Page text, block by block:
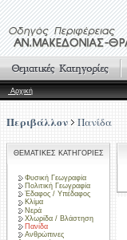
Αρχική
Περιβάλλον Πανίδα
ΘΕΜΑΤΙΚΕΣ ΚΑΤΗΓΟΡΙΕΣ
Φυσική Γεωγραφία
Πολιτική Γεωγραφία
Έδαφος / Υπέδαφος
Κλίμα
Νερά
Χλωρίδα / Βλάστηση
Πανίδα
Ανθρώπινες